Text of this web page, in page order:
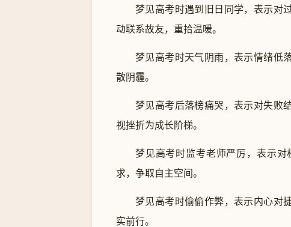
梦见高考时遇到旧日同学，表示对
动联系故友，重拾温暖。
梦见高考时天气阴雨，表示情绪低
散阴霾。
梦见高考后落榜痛哭，表示对失败
视挫折为成长阶梯。
梦见高考时监考老师严厉，表示
求，争取自主空间。
梦见高考时偷偷作弊，表示内心对
实前行。